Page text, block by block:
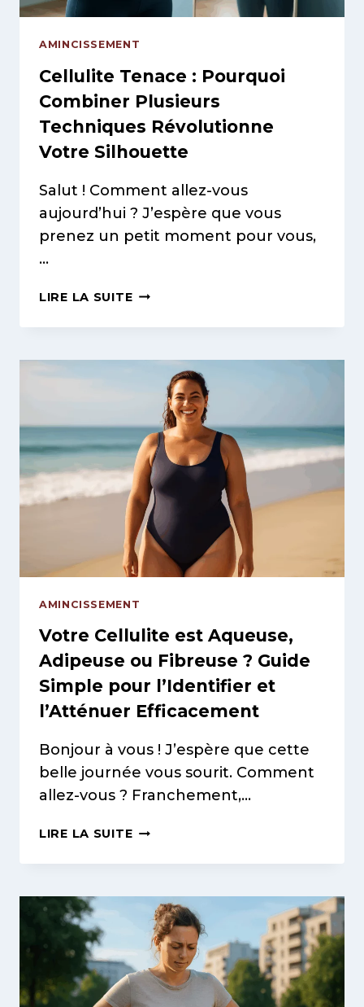
CHANGE
!
AMINCISSEMENT
Cellulite Tenace : Pourquoi
Combiner Plusieurs
Techniques Révolutionne
Votre Silhouette
Salut ! Comment allez-vous
aujourd’hui ? J’espère que vous
prenez un petit moment pour vous,
…
LIRE LA SUITECELLULITE
:
COMBINER
PLUSIEURS
TECHNIQUES
RÉVOLUTIONNE
VOTRE
SILHOUETTE
AMINCISSEMENT
Votre Cellulite est Aqueuse,
Adipeuse ou Fibreuse ? Guide
Simple pour l’Identifier et
l’Atténuer Efficacement
Bonjour à vous ! J’espère que cette
belle journée vous sourit. Comment
allez-vous ? Franchement,…
LIRE LA SUITEVOTRE
EST
ADIPEUSE
OU
FIBREUSE
GUIDE
SIMPLE